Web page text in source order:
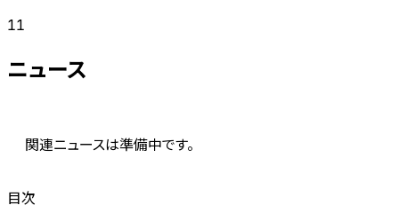
11
ニュース
関連ニュースは準備中です。
目次